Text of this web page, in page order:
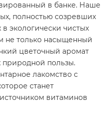
в банке. Наше
полностью созревших
экологически чистых
не только насыщенный
цветочный аромат
пользы.
лакомство с
станет
витаминов